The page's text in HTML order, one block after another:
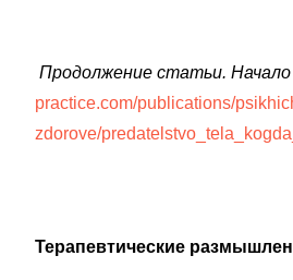
Продолжение статьи. Начало
practice.com/publications/
zdorove/
Терапевтические